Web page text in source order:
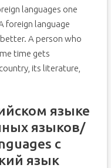
languages one
foreign language
A person who
time gets
its literature,
языке
языков/
с
язык